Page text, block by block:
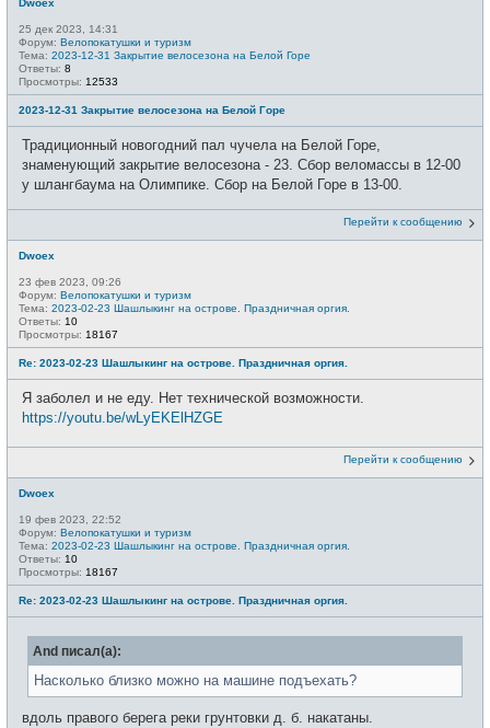
Dwoex
25 дек 2023, 14:31
Форум: Велопокатушки и туризм
Тема: 2023-12-31 Закрытие велосезона на Белой Горе
Ответы: 8
Просмотры: 12533
2023-12-31 Закрытие велосезона на Белой Горе
Традиционный новогодний пал чучела на Белой Горе,
знаменующий закрытие велосезона - 23. Сбор веломассы в 12-00
у шлангбаума на Олимпике. Сбор на Белой Горе в 13-00.
Перейти к сообщению
Dwoex
23 фев 2023, 09:26
Форум: Велопокатушки и туризм
Тема: 2023-02-23 Шашлыкинг на острове. Праздничная оргия.
Ответы: 10
Просмотры: 18167
Re: 2023-02-23 Шашлыкинг на острове. Праздничная оргия.
Я заболел и не еду. Нет технической возможности.
https://youtu.be/wLyEKElHZGE
Перейти к сообщению
Dwoex
19 фев 2023, 22:52
Форум: Велопокатушки и туризм
Тема: 2023-02-23 Шашлыкинг на острове. Праздничная оргия.
Ответы: 10
Просмотры: 18167
Re: 2023-02-23 Шашлыкинг на острове. Праздничная оргия.
And писал(а):
Насколько близко можно на машине подъехать?
вдоль правого берега реки грунтовки д. б. накатаны.